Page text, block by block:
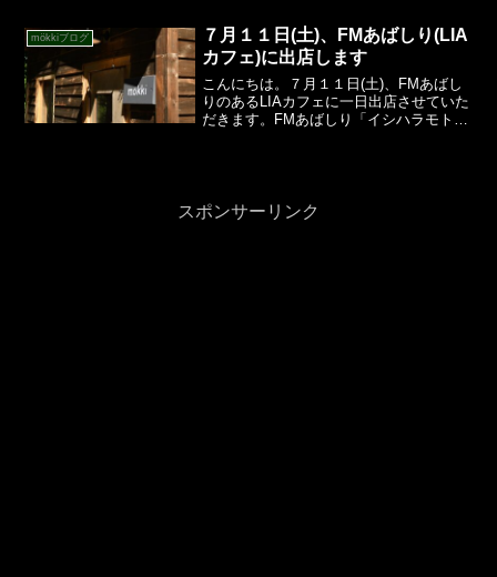
花見をしよう...
mökkiブログ
７月１１日(土)、FMあばしり(LIA
カフェ)に出店します
こんにちは。７月１１日(土)、FMあばし
りのあるLIAカフェに一日出店させていた
だきます。FMあばしり「イシハラモトエ
スポンサーリンク